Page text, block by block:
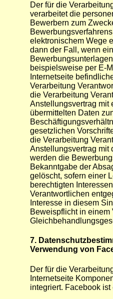
Der für die
verarbeitet die
Bewerbern zum
elektronischem Wege
dann der Fall, wenn
beispielsweise per E-
Internetseite
Verarbeitung
die Verarbeitung
Anstellungsvertrag mit
übermittelten Daten
gesetzlichen
die Verarbeitung
Anstellungsvertrag mit
werden die
Bekanntgabe der
gelöscht, sofern einer
berechtigten
Verantwortlichen
Interesse in diesem
Beweispflicht in einem
7.
Verwendung von
Der für die
Internetseite
integriert. Facebook